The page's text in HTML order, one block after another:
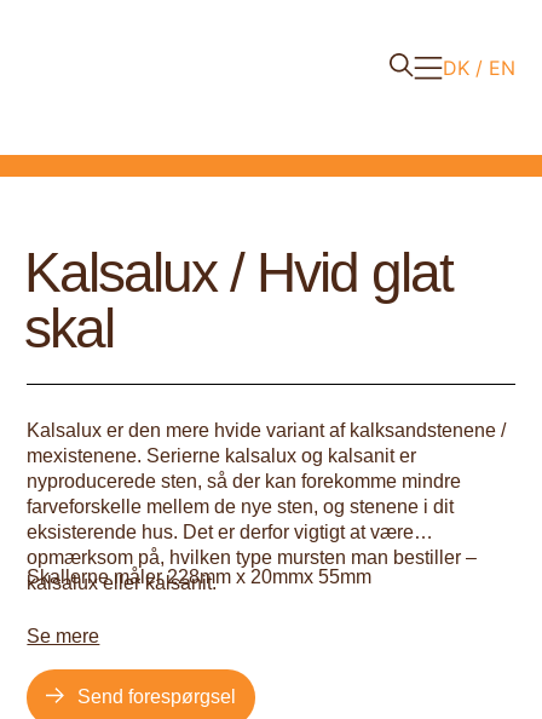
DK EN
Kalsalux / Hvid glat
skal
Kalsalux er den mere hvide variant af kalksandstenene /
mexistenene. Serierne kalsalux og kalsanit er
nyproducerede sten, så der kan forekomme mindre
farveforskelle mellem de nye sten, og stenene i dit
eksisterende hus. Det er derfor vigtigt at være
opmærksom på, hvilken type mursten man bestiller –
kalsalux eller kalsanit.
Skallerne måler 228mm x 20mmx 55mm
Se mere
Send forespørgsel